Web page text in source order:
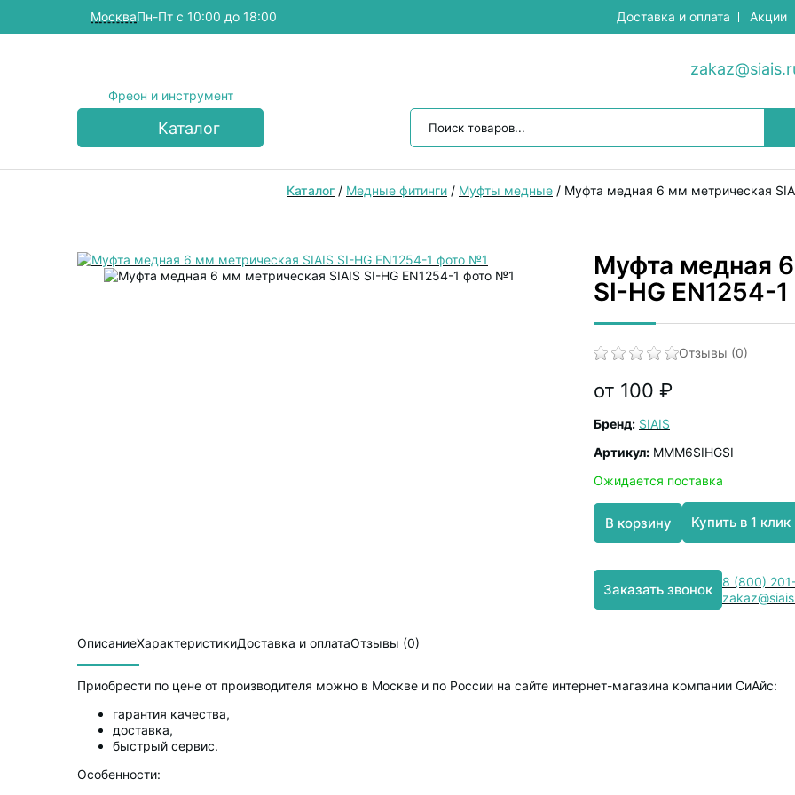
МоскваПн-Пт с 10:00 до 18:00 Доставка и оплата Акции
Фреон и инструмент
Каталог
Каталог / Медные фитинги / Муфты медные / Муфта медная 6 мм метрическая
Муфта медная
SI-HG EN1254-
Отзывы (0)
от 100 ₽
Бренд: SIAIS
Артикул: MMM6SIHGSI
Ожидается поставка
В корзину Купить в 1 клик
Заказать звонок
8 (800)
ОписаниеХарактеристикиДоставка и оплатаОтзывы (0)
Приобрести по цене от производителя можно в Москве и по России на сайте интернет-магазина компании СиАйс:
гарантия качества,
доставка,
быстрый сервис.
Особенности: